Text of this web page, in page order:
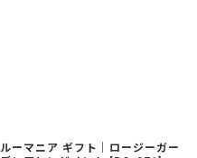
ルーマニア ギフト｜ロージーガー